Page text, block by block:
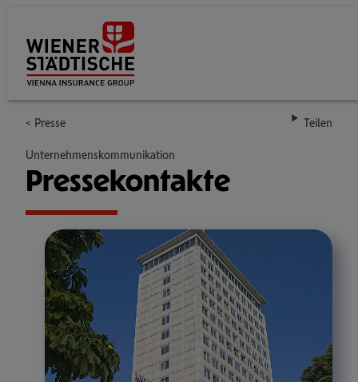
Presse Teilen
Unternehmenskommunikation
Pres­se­kon­takte